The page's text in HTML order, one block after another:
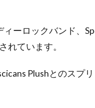
ーロックバンド、
れています。
Plushとのスプ